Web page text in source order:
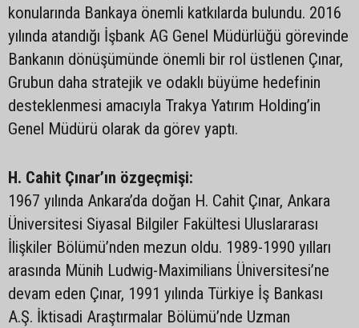
konularında Bankaya önemli katkılarda bulundu. 2016
yılında atandığı İşbank AG Genel Müdürlüğü görevinde
Bankanın dönüşümünde önemli bir rol üstlenen Çınar,
Grubun daha stratejik ve odaklı büyüme hedefinin
desteklenmesi amacıyla Trakya Yatırım Holding’in
Genel Müdürü olarak da görev yaptı.
H. Cahit Çınar’ın özgeçmişi:
1967 yılında Ankara’da doğan H. Cahit Çınar, Ankara
Üniversitesi Siyasal Bilgiler Fakültesi Uluslararası
İlişkiler Bölümü’nden mezun oldu. 1989-1990 yılları
arasında Münih Ludwig-Maximilians Üniversitesi’ne
devam eden Çınar, 1991 yılında Türkiye İş Bankası
A.Ş. İktisadi Araştırmalar Bölümü’nde Uzman